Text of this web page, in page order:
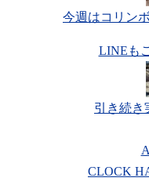
今週はコリン
LINEも
引き続き
CLOCK